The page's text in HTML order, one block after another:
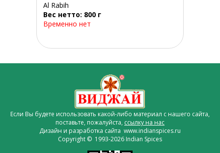
Al Rabih
Вес нетто: 800 г
Временно нет
Если Вы будете использовать какой-либо материал с нашего сайта,
поставьте, пожалуйста, ссылку на нас
Дизайн и разработка сайта www.indianspices.ru
Copyright © 1993-2026 Indian Spices